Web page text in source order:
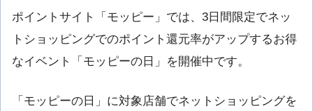
ポイントサイト「モッピー」では、3日間限定でネッ
トショッピングでのポイント還元率がアップするお得
なイベント「モッピーの日」を開催中です。
「モッピーの日」に対象店舗でネットショッピングを